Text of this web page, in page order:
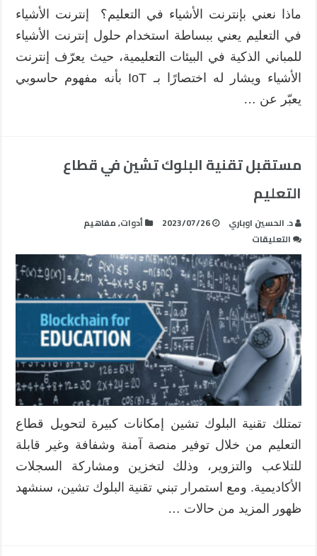
ماذا نعني بإنترنت الأشياء في التعليم؟ إنترنت الأشياء
في التعليم يعني ببساطة استخدام حلول إنترنت الأشياء
للمباني الذكية في البيئات التعليمية، حيث يعرّف إنترنت
الأشياء ويشار له اختصارًا بـ IoT بأنه مفهوم حاسوبي
يعبّر عن …
مستقبل تقنية البلوك تشين في قطاع
التعليم
د. الحسين اوباري 2023/07/26 أدوات,مفاهيم
التعليقات
مستقبل
تقنية
البلوك
تشين
في
قطاع
التعليم
مغلقة
تمتلك تقنية البلوك تشين إمكانات كبيرة لتحويل قطاع
التعليم من خلال توفير منصة آمنة وشفافة وغير قابلة
للتلاعب والتزوير، وذلك لتخزين ومشاركة السجلات
الأكاديمية. ومع استمرار تبني تقنية البلوك تشين، سنشهد
ظهور المزيد من حالات …